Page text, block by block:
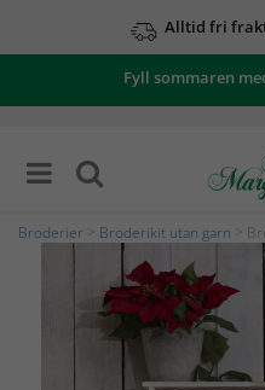
Alltid fri
Fyll sommaren
Broderier Broderikit utan garn >